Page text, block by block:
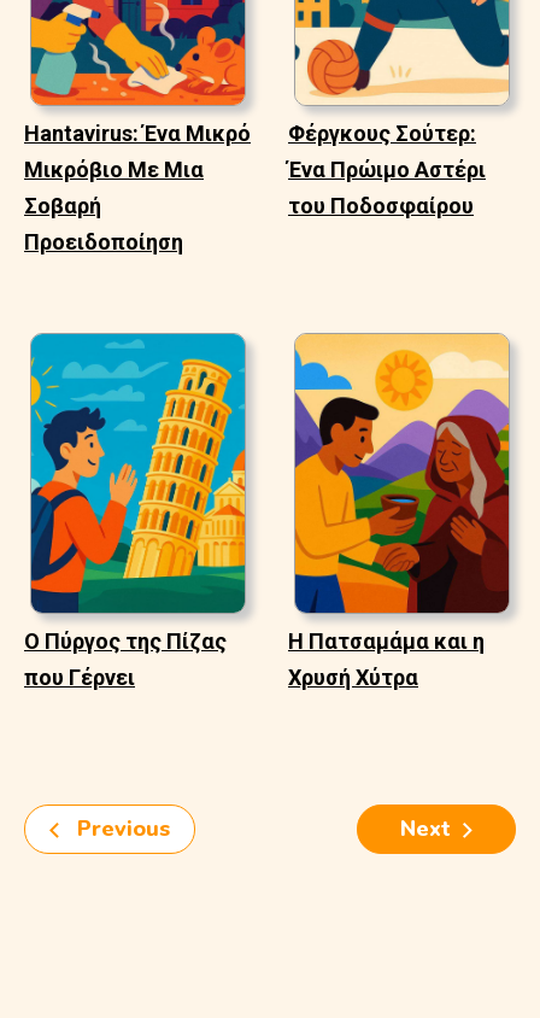
Hantavirus: Ένα Μικρό
Μικρόβιο Με Μια
Σοβαρή
Προειδοποίηση
Φέργκους Σούτερ:
Ένα Πρώιμο Αστέρι
του Ποδοσφαίρου
Ο Πύργος της Πίζας
που Γέρνει
Η Πατσαμάμα και η
Χρυσή Χύτρα
Next
Previous